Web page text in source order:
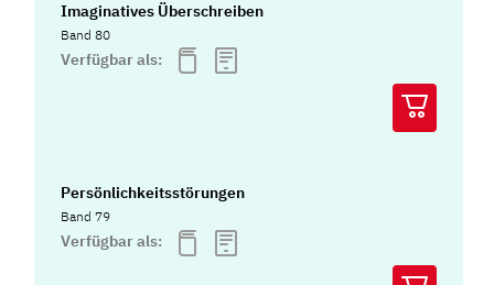
Imaginatives Überschreiben
Band 80
Verfügbar als:
Persönlichkeitsstörungen
Band 79
Verfügbar als: